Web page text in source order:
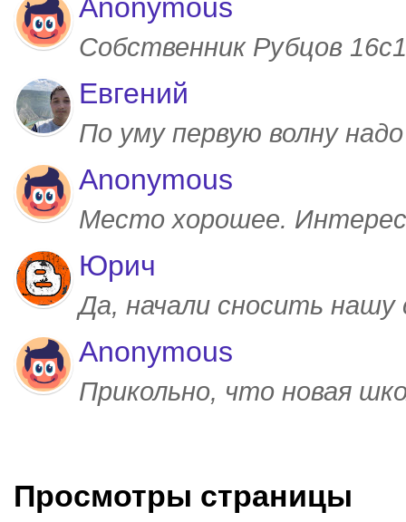
Anonymous
Собственник Рубцов
Евгений
По уму первую волну
Anonymous
Место хорошее.
Юрич
Да, начали сносить
Anonymous
Прикольно, что новая
Просмотры страницы